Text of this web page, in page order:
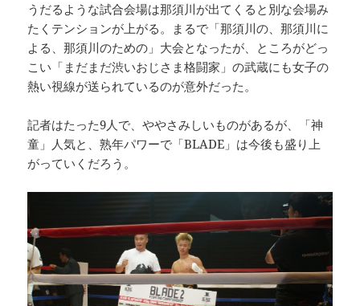
うだるような試合会場は那須川が出てくると別な会場み
たくテンションが上がる。まるで「那須川の、那須川に
よる、那須川のための」大会となったが、ところがどっ
こい「まだまだ渋いおじさま格闘家」の武蔵にも女子の
熱い視線が送られているのが意外だった。
記者はたった9人で、ややさみしいものがあるが、「神
童」人気と、熟年パワーで「BLADE」は今後も盛り上
がっていくだろう。